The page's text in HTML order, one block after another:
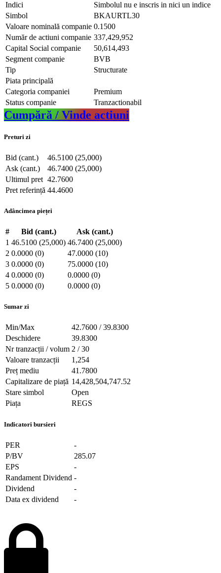
Indici
Simbolul nu e inscris in nici un indice
Simbol
BKAURTL30
Valoare nominală companie 0.1500
Număr de actiuni companie 337,429,952
Capital Social companie
50,614,493
Segment companie
BVB
Tip
Structurate
Piata principală
Categoria companiei
Premium
Status companie
Tranzactionabil
Cumpără / Vinde actiuni
Preturi zi
Bid (cant.)
46.5100 (25,000)
Ask (cant.)
46.7400 (25,000)
Ultimul pret 42.7600
Pret referință 44.4600
Adâncimea pieței
# Bid (cant.)
Ask (cant.)
1 46.5100 (25,000) 46.7400 (25,000)
2 0.0000 (0)
47.0000 (10)
3 0.0000 (0)
75.0000 (10)
4 0.0000 (0)
0.0000 (0)
5 0.0000 (0) 0.0000 (0)
Sumar zi
Min/Max
42.7600 / 39.8300
Deschidere
39.8300
Nr tranzacții / volum 2 / 30
Valoare tranzacții
1,254
Preț mediu
41.7800
Capitalizare de piață 14,428,504,747.52
Stare simbol
Open
Piața
REGS
Indicatori bursieri
PER
-
P/BV
285.07
EPS
-
Randament Dividend -
Dividend
-
Data ex dividend
-